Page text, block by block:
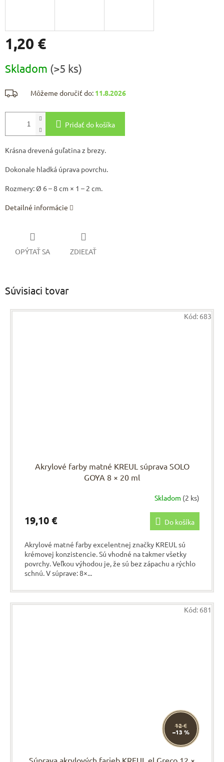
1,20 €
cena:
Skladom (>5 ks)
Môžeme doručiť do: 11.8.2026
Pridať do košíka
Krásna drevená guľatina z brezy.
Dokonale hladká úprava povrchu.
Rozmery: Ø 6 – 8 cm × 1 – 2 cm.
Detailné informácie
OPÝTAŤ SA ZDIEĽAŤ
Súvisiaci tovar
Akrylové farby matné KREUL súprava SOLO
GOYA 8 × 20 ml
Skladom (2 ks)
19,10 € Do košíka
Akrylové matné farby excelentnej značky KREUL sú
krémovej konzistencie. Sú vhodné na takmer všetky
povrchy. Veľkou výhodou je, že sú bez zápachu a rýchlo
schnú. V súprave: 8×...
Kód: 683
12 €
–13 %
Súprava akrylových farieb KREUL el Greco 12 ×
Kód: 681